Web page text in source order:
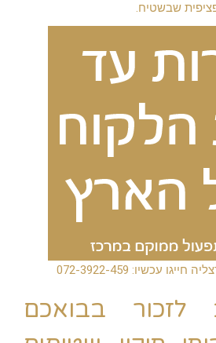
שבשטיח.
עכשיו: 072-3922-459
בבואכם